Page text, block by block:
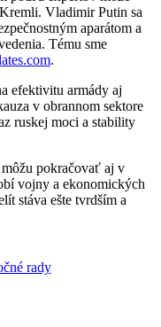
Vladimir Putin sa
aparátom a
Tému sme
.
efektivitu armády aj
v obrannom sektore
ruskej moci a stability
pokračovať aj v
vojny a ekonomických
stáva ešte tvrdším a